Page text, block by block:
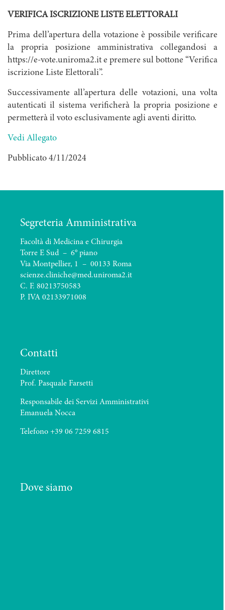
VERIFICA ISCRIZIONE LISTE ELETTORALI
Prima dell’apertura della votazione è possibile verificare
la propria posizione amministrativa collegandosi a
https://e-vote.uniroma2.it e premere sul bottone “Verifica
iscrizione Liste Elettorali”.
Successivamente all’apertura delle votazioni, una volta
autenticati il sistema verificherà la propria posizione e
permetterà il voto esclusivamente agli aventi diritto.
Vedi Allegato
Pubblicato 4/11/2024
Segreteria Amministrativa
Facoltà di Medicina e Chirurgia
Torre E Sud – 6° piano
Via Montpellier, 1 – 00133 Roma
scienze.cliniche@med.uniroma2.it
C. F. 80213750583
P. IVA 02133971008
Contatti
Direttore
Prof. Pasquale Farsetti
Responsabile dei Servizi Amministrativi
Emanuela Nocca
Telefono +39 06 7259 6815
Dove siamo